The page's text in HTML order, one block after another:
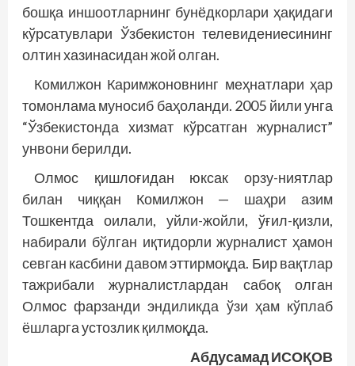
бошқа иншоотларнинг бунёдкорлари ҳақидаги
кўрсатувлари Ўзбекистон телевидениесининг
олтин хазинасидан жой олган.
Комилжон Каримжоновнинг меҳнатлари ҳар
томонлама муносиб баҳоланди. 2005 йили унга
“Ўзбекистонда хизмат кўрсатган журналист”
унвони берилди.
Олмос қишлоғидан юксак орзу-ниятлар
билан чиққан Комилжон — шаҳри азим
Тошкентда оилали, уйли-жойли, ўғил-қизли,
набирали бўлган иқтидорли журналист ҳамон
севган касбини давом эттирмоқда. Бир вақтлар
тажрибали журналистлардан сабоқ олган
Олмос фарзанди эндиликда ўзи ҳам кўплаб
ёшларга устозлик қилмоқда.
Абдусамад ИСОҚОВ